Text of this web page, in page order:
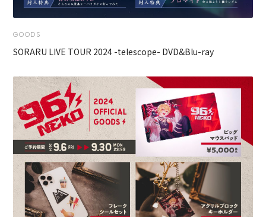
GOODS
SORARU LIVE TOUR 2024 -telescope- DVD&Blu-ray